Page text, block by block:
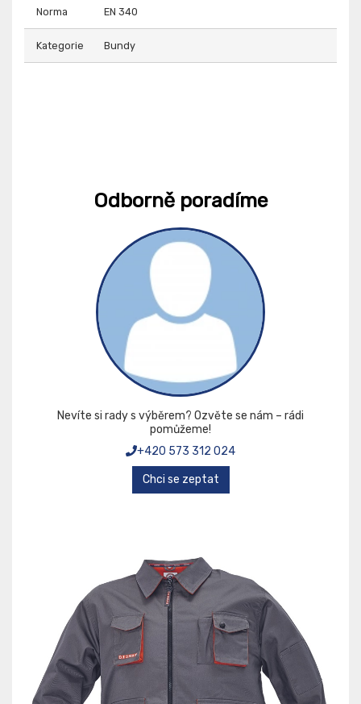
Norma EN 340
Kategorie Bundy
Odborně poradíme
Nevíte si rady s výběrem? Ozvěte se nám – rádi
pomůžeme!
+420 573 312 024
Chci se zeptat